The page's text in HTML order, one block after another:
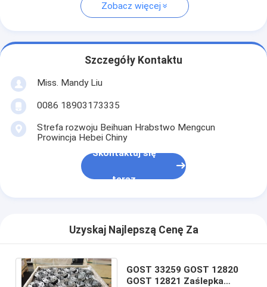
Zobacz więcej
Szczegóły Kontaktu
Miss. Mandy Liu
0086 18903173335
Strefa rozwoju Beihuan Hrabstwo Mengcun
Prowincja Hebei Chiny
Skontaktuj się
teraz
Uzyskaj Najlepszą Cenę Za
GOST 33259 GOST 12820
GOST 12821 Zaślepka